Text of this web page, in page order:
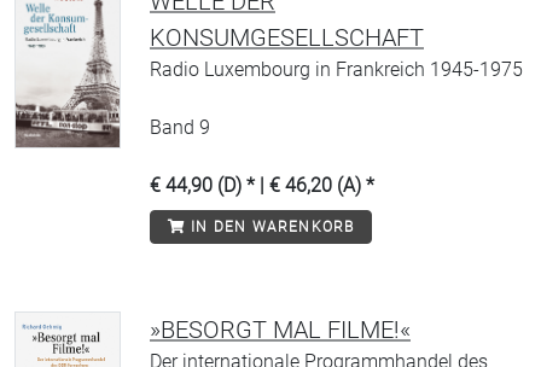
KONSUMGESELLSCHAFT
Radio Luxembourg in Frankreich 1945-1975
Band 9
€ 44,90 (D) * | € 46,20 (A) *
IN DEN WARENKORB
»BESORGT MAL FILME!«
Der internationale Programmhandel des